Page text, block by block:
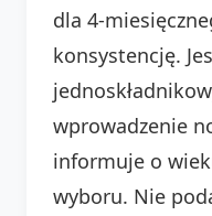
dla 4-
konsystencję.
wprowadzenie
informuje o
wyboru. Nie